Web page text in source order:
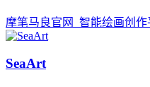
摩笔马良官网_智能绘画创
SeaArt